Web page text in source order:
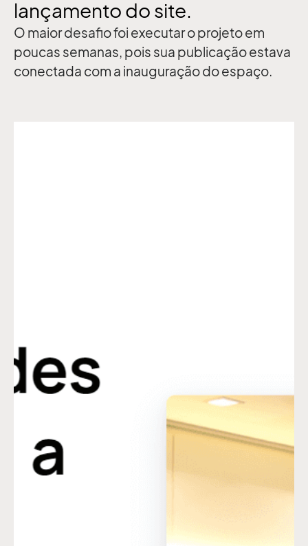
lançamento do site.
O maior desafio foi executar o projeto em
poucas semanas, pois sua publicação estava
conectada com a inauguração do espaço.